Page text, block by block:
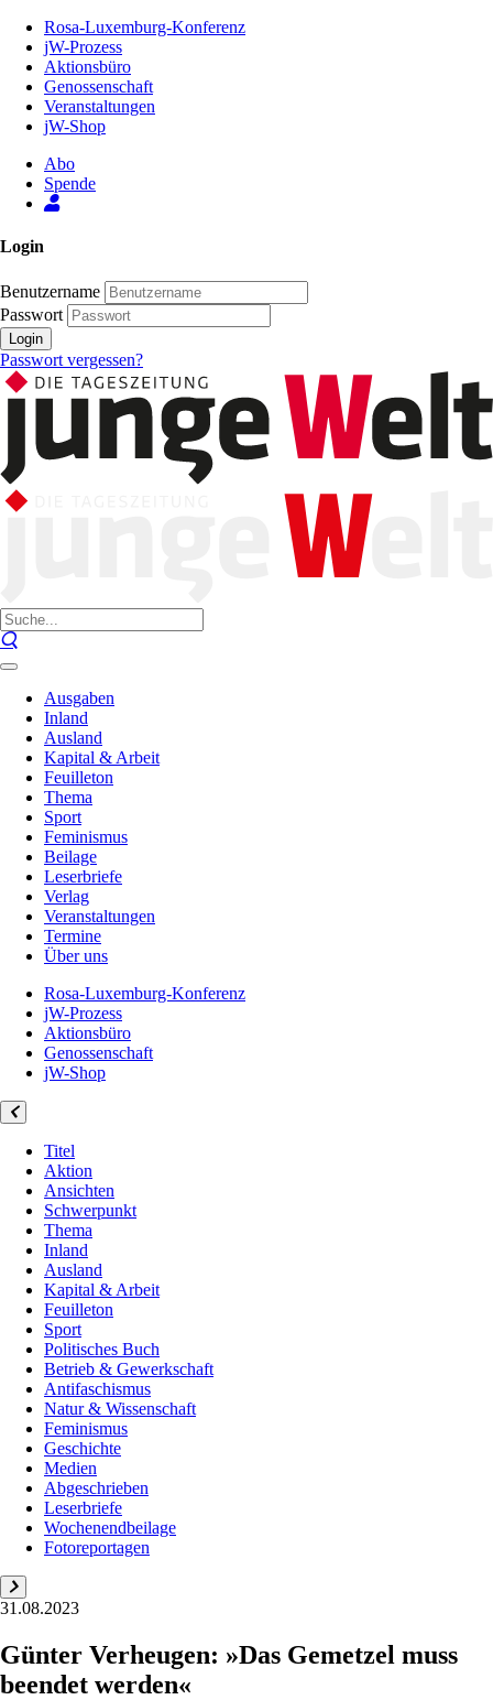
Inhalt
Seite
Rosa-Luxemburg-Konferenz
jW-Prozess
Aktionsbüro
Genossenschaft
Veranstaltungen
jW-Shop
Abo
Spende
Login
Benutzername
Passwort
Login
Passwort vergessen?
Ausgaben
Inland
Ausland
Kapital & Arbeit
Feuilleton
Thema
Sport
Feminismus
Beilage
Leserbriefe
Verlag
Veranstaltungen
Termine
Über uns
Rosa-Luxemburg-Konferenz
jW-Prozess
Aktionsbüro
Genossenschaft
jW-Shop
Titel
Aktion
Ansichten
Schwerpunkt
Thema
Inland
Ausland
Kapital & Arbeit
Feuilleton
Sport
Politisches Buch
Betrieb & Gewerkschaft
Antifaschismus
Natur & Wissenschaft
Feminismus
Geschichte
Medien
Abgeschrieben
Leserbriefe
Wochenendbeilage
Fotoreportagen
31.08.2023
Günter Verheugen: »Das Gemetzel muss
beendet werden«